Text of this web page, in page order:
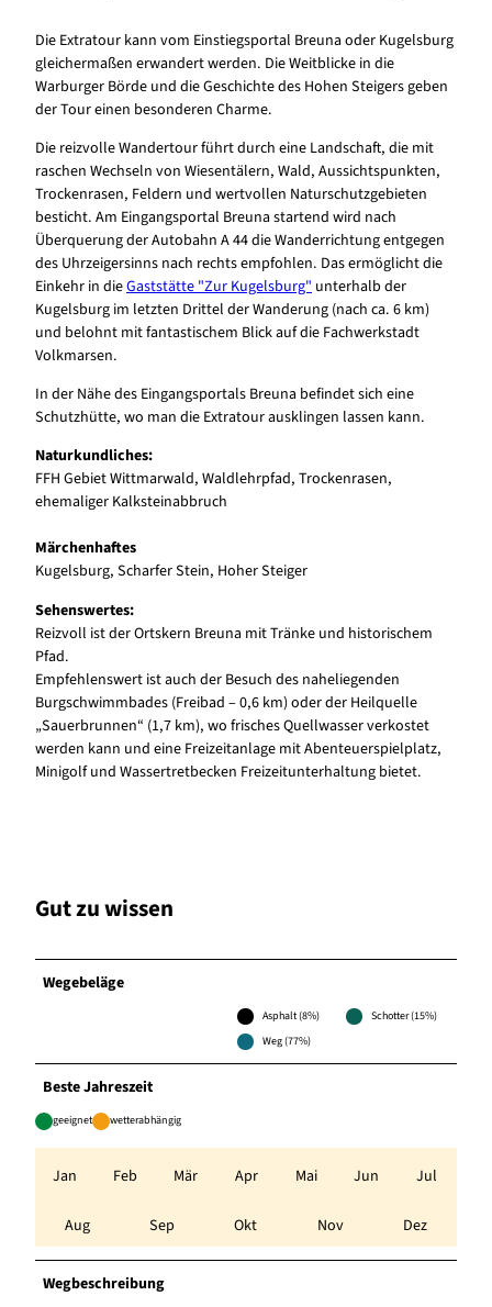
Die Extratour kann vom Einstiegsportal Breuna oder Kugelsburg
gleichermaßen erwandert werden. Die Weitblicke in die
Warburger Börde und die Geschichte des Hohen Steigers geben
der Tour einen besonderen Charme.
Die reizvolle Wandertour führt durch eine Landschaft, die mit
raschen Wechseln von Wiesentälern, Wald, Aussichtspunkten,
Trockenrasen, Feldern und wertvollen Naturschutzgebieten
besticht. Am Eingangsportal Breuna startend wird nach
Überquerung der Autobahn A 44 die Wanderrichtung entgegen
des Uhrzeigersinns nach rechts empfohlen. Das ermöglicht die
Einkehr in dieGaststätte "Zur Kugelsburg" unterhalb der
Kugelsburg im letzten Drittel der Wanderung (nach ca. 6 km)
und belohnt mit fantastischem Blick auf die Fachwerkstadt
Volkmarsen.
In der Nähe des Eingangsportals Breuna befindet sich eine
Schutzhütte, wo man die Extratour ausklingen lassen kann.
Naturkundliches:
FFH Gebiet Wittmarwald, Waldlehrpfad, Trockenrasen,
ehemaliger Kalksteinabbruch
Märchenhaftes
Kugelsburg, Scharfer Stein, Hoher Steiger
Sehenswertes:
Reizvoll ist der Ortskern Breuna mit Tränke und historischem
Pfad.
Empfehlenswert ist auch der Besuch des naheliegenden
Burgschwimmbades (Freibad – 0,6 km) oder der Heilquelle
„Sauerbrunnen“ (1,7 km), wo frisches Quellwasser verkostet
werden kann und eine Freizeitanlage mit Abenteuerspielplatz,
Minigolf und Wassertretbecken Freizeitunterhaltung bietet.
Gut zu wissen
Wegebeläge
Asphalt (8%)
Schotter (15%)
Weg (77%)
Beste Jahreszeit
geeignet wetterabhängig
Jan Feb Mär Apr Mai Jun Jul
Aug Sep Okt Nov Dez
Wegbeschreibung